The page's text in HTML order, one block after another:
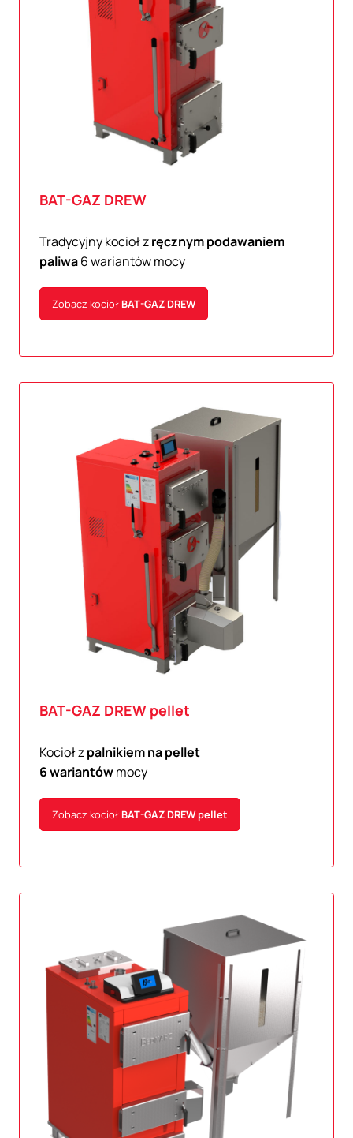
BAT-GAZ DREW
Tradycyjny kocioł zręcznym podawaniem
paliwa6 wariantów mocy
Zobacz kociołBAT-GAZDREW
BAT-GAZ DREW pellet
Kocioł zpalnikiem na pellet
6 wariantówmocy
Zobacz kociołBAT-GAZDREW pellet